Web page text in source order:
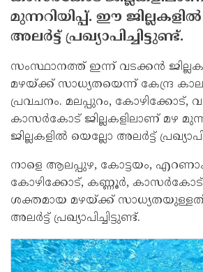
മുന്നറിയിപ്പ്. ഈ
അലര്‍ട്ട് പ്രഖ്യാപിച്ചിട്ടുണ്ട്.
സംസ്ഥാനത്ത് ഇന്ന് വടക്കന്‍
മഴയ്ക്ക് സാധ്യതയെന്ന് കേന്ദ്ര
പ്രവചനം. മലപ്പുറം, കോഴിക്കോട്,
കാസര്‍കോട് ജില്ലകളിലാണ് മഴ
ജില്ലകളില്‍ യെല്ലോ അലര്‍ട്ട്
നാളെ ആലപ്പുഴ, കോട്ടയം,
കോഴിക്കോട്, കണ്ണൂര്‍, കാസര്‍കോട്
ശക്തമായ മഴയ്ക്ക്
അലര്‍ട്ട് പ്രഖ്യാപിച്ചിട്ടുണ്ട്.